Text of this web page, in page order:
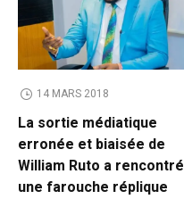
14 MARS 2018
La sortie médiatique
erronée et biaisée de
William Ruto a rencontré
une farouche réplique